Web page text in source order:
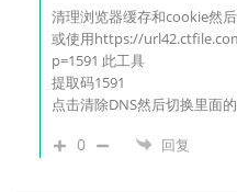
清理浏览器缓存和cookie然
或使用https://
p=1591 此工具
提取码1591
点击清除DNS然后切换里面
0 回复